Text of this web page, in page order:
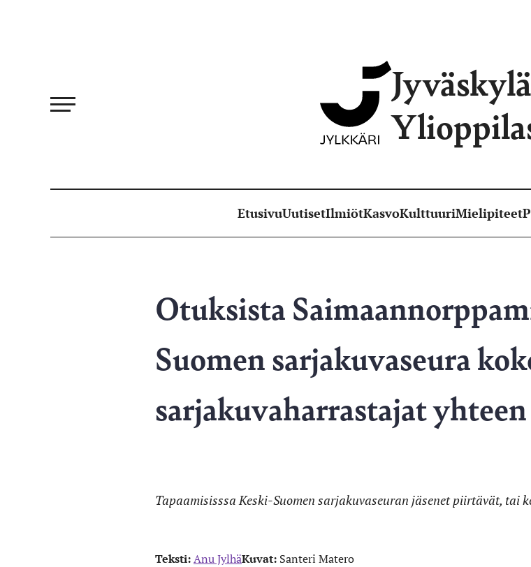
EtusivuUutisetIlmiötKasvoKulttuuriMielipiteet
Otuksista
Suomen sarjakuvaseura
sarjakuvaharrastajat yhteen
Tapaamisisssa Keski-Suomen sarjakuvaseuran jäsenet piirtävät, tai
Teksti:Anu JylhäKuvat: Santeri Matero